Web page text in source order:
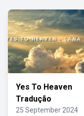
Yes To Heaven
Tradução
25 September 2024